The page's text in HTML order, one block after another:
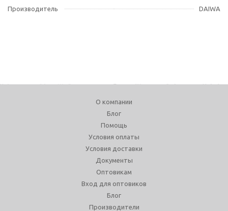
Производитель DAIWA
О компании
Блог
Помощь
Условия оплаты
Условия доставки
Документы
Оптовикам
Вход для оптовиков
Блог
Производители